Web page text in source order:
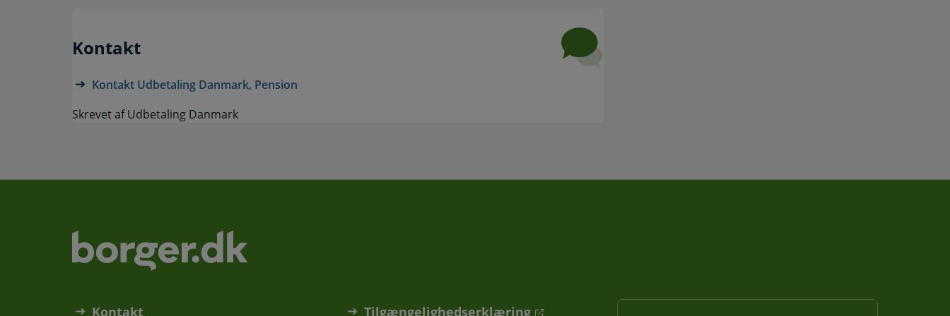
Kontakt
Kontakt Udbetaling Danmark, Pension
Skrevet af Udbetaling Danmark
Kontakt Tilgængelighedserklæring